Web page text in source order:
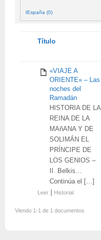
IEspaña (0)
Tienes
Título
«VIAJE A
ORIENTE» – Las
noches del
Ramadán
HISTORIA DE LA
REINA DE LA
MAñANA Y DE
SOLIMÁN EL
PRÍNCIPE DE
LOS GENIOS –
II. Belkis…
Continúa el […]
Leer Historial
Viendo 1-1 de 1 documentos